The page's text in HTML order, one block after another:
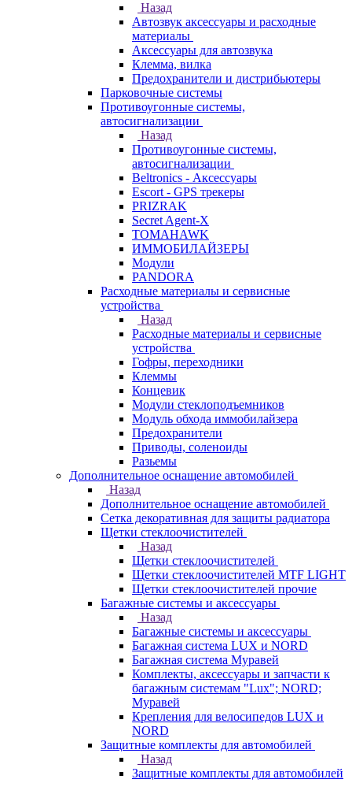
Назад
Автозвук аксессуары и расходные
материалы
Аксессуары для автозвука
Клемма, вилка
Предохранители и дистрибьютеры
Парковочные системы
Противоугонные системы,
автосигнализации
Назад
Противоугонные системы,
автосигнализации
Beltronics - Аксессуары
Escort - GPS трекеры
PRIZRAK
Secret Agent-X
TOMAHAWK
ИММОБИЛАЙЗЕРЫ
Модули
PANDORA
Расходные материалы и сервисные
устройства
Назад
Расходные материалы и сервисные
устройства
Гофры, переходники
Клеммы
Концевик
Модули стеклоподъемников
Модуль обхода иммобилайзера
Предохранители
Приводы, соленоиды
Разьемы
Дополнительное оснащение автомобилей
Назад
Дополнительное оснащение автомобилей
Сетка декоративная для защиты радиатора
Щетки стеклоочистителей
Назад
Щетки стеклоочистителей
Щетки стеклоочистителей MTF LIGHT
Щетки стеклоочистителей прочие
Багажные системы и аксессуары
Назад
Багажные системы и аксессуары
Багажная система LUX и NORD
Багажная система Муравей
Комплекты, аксессуары и запчасти к
багажным системам "Lux"; NORD;
Муравей
Крепления для велосипедов LUX и
NORD
Защитные комплекты для автомобилей
Назад
Защитные комплекты для автомобилей